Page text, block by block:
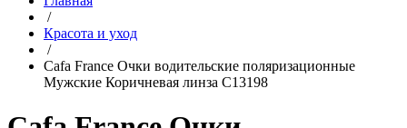
/
Красота и уход
/
Cafa France Очки водительские поляризационные
Мужские Коричневая линза С13198